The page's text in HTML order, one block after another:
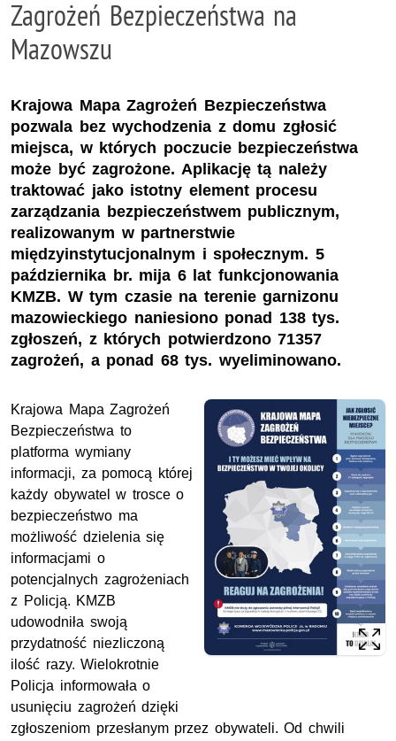
Zagrożeń Bezpieczeństwa na
Mazowszu
Krajowa Mapa Zagrożeń Bezpieczeństwa
pozwala bez wychodzenia z domu zgłosić
miejsca, w których poczucie bezpieczeństwa
może być zagrożone. Aplikację tą należy
traktować jako istotny element procesu
zarządzania bezpieczeństwem publicznym,
realizowanym w partnerstwie
międzyinstytucjonalnym i społecznym. 5
października br. mija 6 lat funkcjonowania
KMZB. W tym czasie na terenie garnizonu
mazowieckiego naniesiono ponad 138 tys.
zgłoszeń, z których potwierdzono 71357
zagrożeń, a ponad 68 tys. wyeliminowano.
Krajowa Mapa Zagrożeń
Bezpieczeństwa to
platforma wymiany
informacji, za pomocą której
każdy obywatel w trosce o
bezpieczeństwo ma
możliwość dzielenia się
informacjami o
potencjalnych zagrożeniach
z Policją. KMZB
udowodniła swoją
przydatność niezliczoną
ilość razy. Wielokrotnie
Policja informowała o
usunięciu zagrożeń dzięki
zgłoszeniom przesłanym przez obywateli. Od chwili